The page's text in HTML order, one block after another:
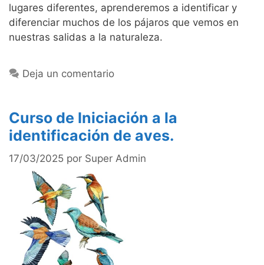
lugares diferentes, aprenderemos a identificar y
diferenciar muchos de los pájaros que vemos en
nuestras salidas a la naturaleza.
Deja un comentario
Curso de Iniciación a la
identificación de aves.
17/03/2025 por Super Admin